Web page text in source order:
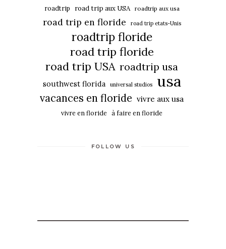
roadtrip road trip aux USA roadtrip aux usa
road trip en floride road trip etats-Unis
roadtrip floride
road trip floride
road trip USA roadtrip usa
southwest florida universal studios usa
vacances en floride vivre aux usa
vivre en floride à faire en floride
FOLLOW US